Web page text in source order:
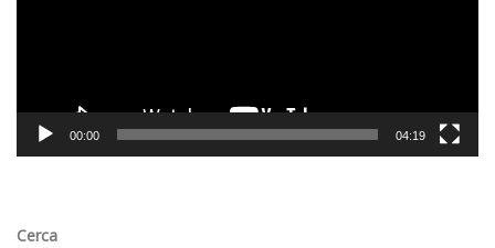
00:00 04:19
Cerca